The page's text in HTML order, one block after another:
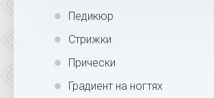
Педикюр
Стрижки
Прически
Градиент на ногтях